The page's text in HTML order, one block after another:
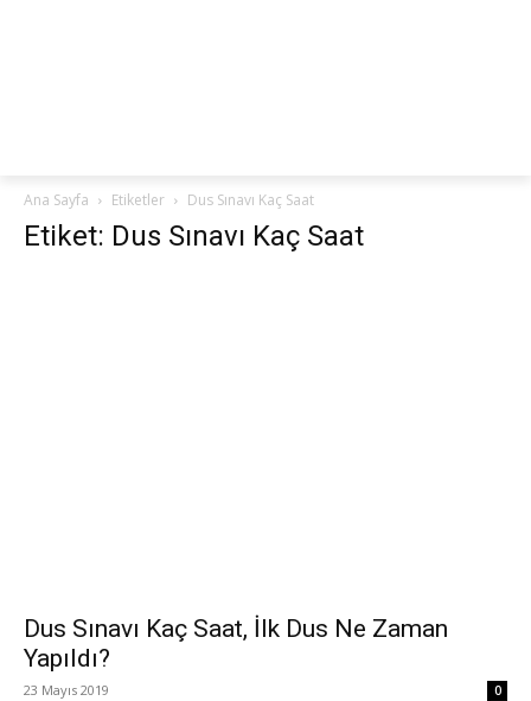
Ana Sayfa Etiketler Dus Sınavı Kaç Saat
Etiket: Dus Sınavı Kaç Saat
Dus Sınavı Kaç Saat, İlk Dus Ne Zaman
Yapıldı?
23 Mayıs 2019 0